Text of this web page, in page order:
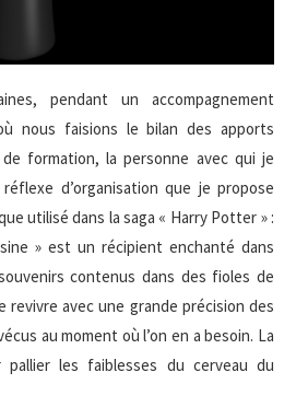
pendant un accompagnement
nous faisions le bilan des apports
formation, la personne avec qui je
d’organisation que je propose
utilisé dans la saga « Harry Potter » :
» est un récipient enchanté dans
contenus dans des fioles de
revivre avec une grande précision des
au moment où l’on en a besoin. La
les faiblesses du cerveau du